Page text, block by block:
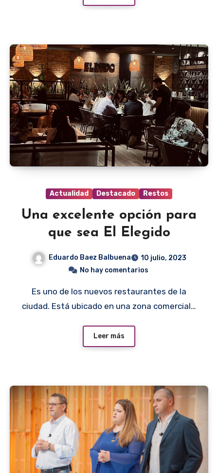
Actualidad Destacado Restos
Una excelente opción para
que sea El Elegido
Eduardo Baez Balbuena
10 julio, 2023
No hay comentarios
Es uno de los nuevos restaurantes de la
ciudad. Está ubicado en una zona comercial…
Leer más